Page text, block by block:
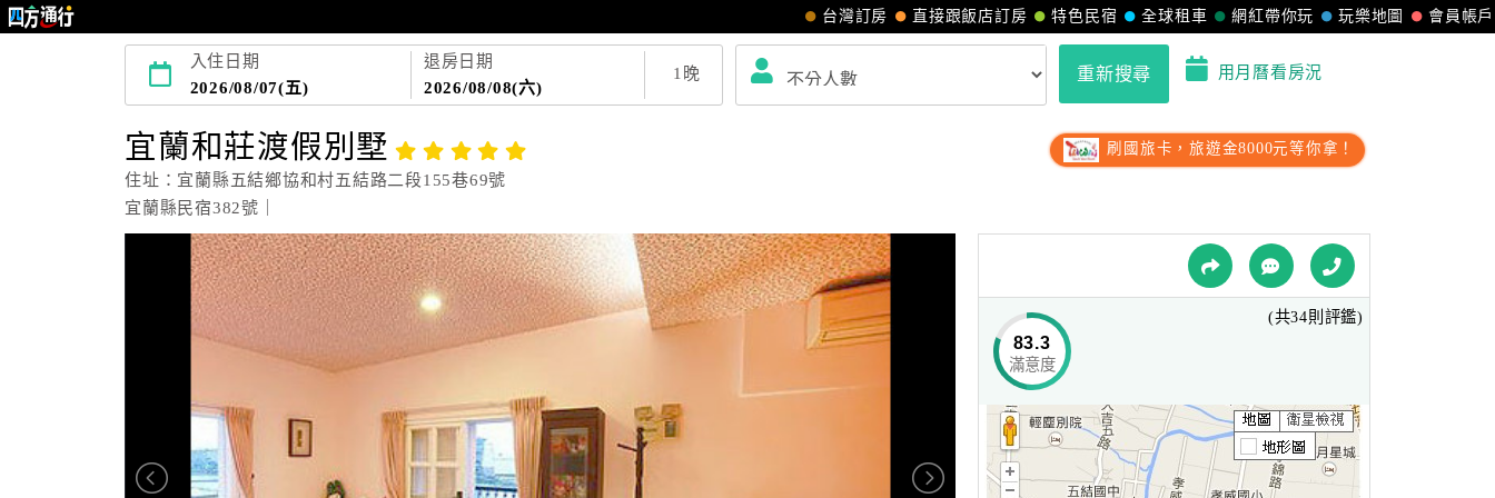
會員帳戶
玩樂地圖
網紅帶你玩
全球租車
特色民宿
直接跟飯店訂房
台灣訂房
入住日期
2026/08/07(五)
退房日期
2026/08/08(六)
1 晚 重新搜尋 用月曆看房況
宜蘭和莊渡假別墅
住址：宜蘭縣五結鄉協和村五結路二段155巷69號
宜蘭縣民宿382號｜
刷國旅卡，旅遊金8000元等你拿！
83.3
滿意度
(共34則評鑑)